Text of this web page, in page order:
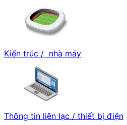
Kiến trúc / nhà máy
Thông tin liên lạc / thiết bị điện